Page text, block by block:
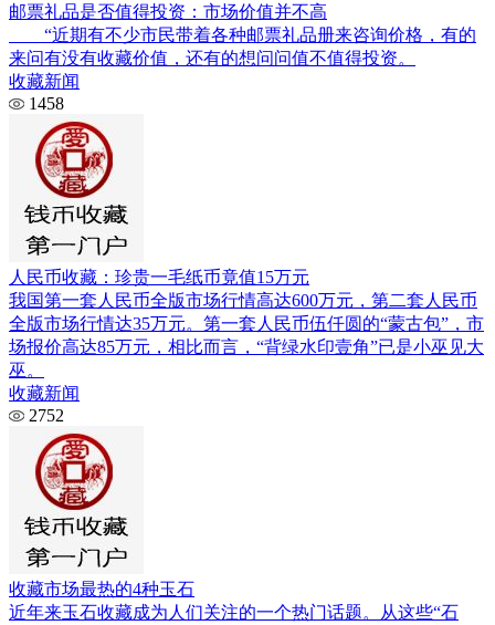
邮票礼品是否值得投资：市场价值并不高
“近期有不少市民带着各种邮票礼品册来咨询价格，有的
来问有没有收藏价值，还有的想问问值不值得投资。
收藏新闻
1458
人民币收藏：珍贵一毛纸币竟值15万元
我国第一套人民币全版市场行情高达600万元，第二套人民币
全版市场行情达35万元。第一套人民币伍仟圆的“蒙古包”，市
场报价高达85万元，相比而言，“背绿水印壹角”已是小巫见大
巫。
收藏新闻
2752
收藏市场最热的4种玉石
近年来玉石收藏成为人们关注的一个热门话题。从这些“石